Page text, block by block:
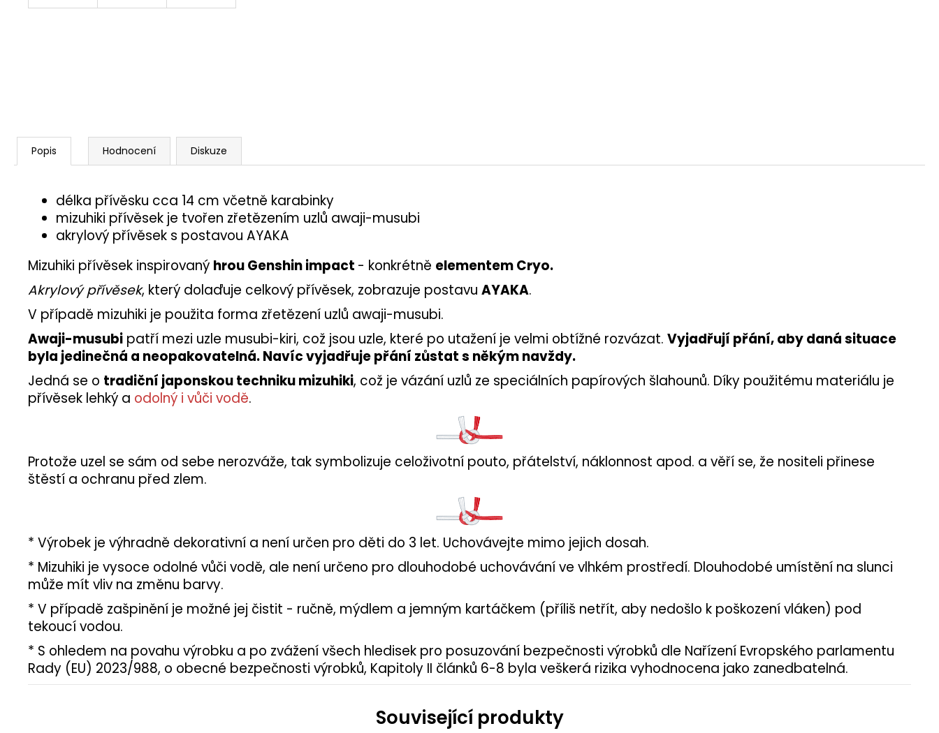
Popis Hodnocení Diskuze
délka přívěsku cca 14 cm včetně karabinky
mizuhiki přívěsek je tvořen zřetězením uzlů awaji-musubi
akrylový přívěsek s postavou AYAKA
Mizuhiki přívěsek inspirovaný hrou Genshin impact - konkrétně elementem Cryo.
Akrylový přívěsek, který dolaďuje celkový přívěsek, zobrazuje postavu AYAKA.
V případě mizuhiki je použita forma zřetězení uzlů awaji-musubi.
Awaji-musubi patří mezi uzle musubi-kiri, což jsou uzle, které po utažení je velmi obtížné rozvázat. Vyjadřují přání, aby daná situace
byla jedinečná a neopakovatelná. Navíc vyjadřuje přání zůstat s někým navždy.
Jedná se o tradiční japonskou techniku mizuhiki, což je vázání uzlů ze speciálních papírových šlahounů. Díky použitému materiálu je
přívěsek lehký a odolný i vůči vodě.
Protože uzel se sám od sebe nerozváže, tak symbolizuje celoživotní pouto, přátelství, náklonnost apod. a věří se, že nositeli přinese
štěstí a ochranu před zlem.
* Výrobek je výhradně dekorativní a není určen pro děti do 3 let. Uchovávejte mimo jejich dosah.
* Mizuhiki je vysoce odolné vůči vodě, ale není určeno pro dlouhodobé uchovávání ve vlhkém prostředí. Dlouhodobé umístění na slunci
může mít vliv na změnu barvy.
* V případě zašpinění je možné jej čistit - ručně, mýdlem a jemným kartáčkem (příliš netřít, aby nedošlo k poškození vláken) pod
tekoucí vodou.
* S ohledem na povahu výrobku a po zvážení všech hledisek pro posuzování bezpečnosti výrobků dle Nařízení Evropského parlamentu
Rady (EU) 2023/988, o obecné bezpečnosti výrobků, Kapitoly II článků 6-8 byla veškerá rizika vyhodnocena jako zanedbatelná.